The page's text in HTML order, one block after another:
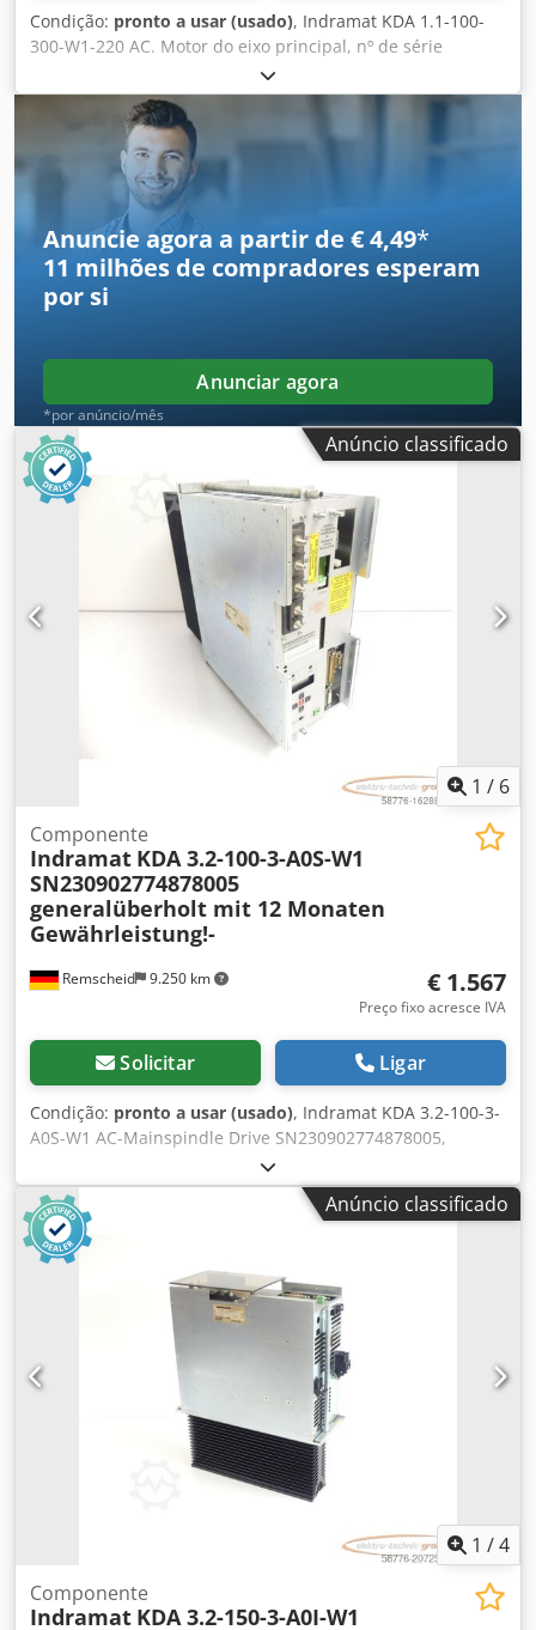
Condição: pronto a usar (usado), Indramat KDA 1.1-100-
300-W1-220 AC. Motor do eixo principal, nº de série
conforme foto, utilizado, completamente renovado e
testado profissionalmente com 12 meses de garantia,
100% funcional, alcance da entrega conforme fotos.
Dksdpfx Asi Ebgyemger
Anuncie agora a partir de € 4,49*
11 milhões de compradores esperam
por si
Anunciar agora
*por anúncio/mês
Anúncio classificado
1 / 6
Remscheid 9.250 km
Componente
Indramat KDA 3.2-100-3-A0S-W1
SN230902774878005
generalüberholt mit 12 Monaten
Gewährleistung!-
€ 1.567
Preço fixo acresce IVA
Solicitar Ligar
Condição: pronto a usar (usado), Indramat KDA 3.2-100-3-
A0S-W1 AC-Mainspindle Drive SN230902774878005,
profissionalmente revisado e testado completamente com
garantia de 12 meses, 100% funcional, escopo de entrega
conforme fotos. Os descontos de vendas acordados não se
aplicam a este artigo. Por favor, pergunte o preço
separadamente! Dksdpfxjtvctxe Amger
Anúncio classificado
1 /4
Componente
Indramat KDA 3.2-150-3-A0I-W1